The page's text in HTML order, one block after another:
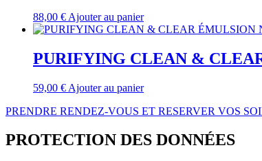
88,00 € Ajouter au panier
PURIFYING CLEAN &
59,00 € Ajouter au panier
PRENDRE RENDEZ-VOUS ET RESERVER VOS
PROTECTION DES DONNÉES